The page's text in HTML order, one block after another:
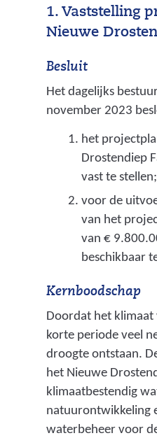
1. Vaststelling
Nieuwe
Besluit
Het dagelijks
november 2023
het
Drostendiep
vast te stellen;
voor de
van het
van €
beschikbaar
Kernboodschap
Doordat het
korte periode veel
droogte ontstaan.
het Nieuwe
klimaatbestendig
natuurontwikkeling
waterbeheer voor